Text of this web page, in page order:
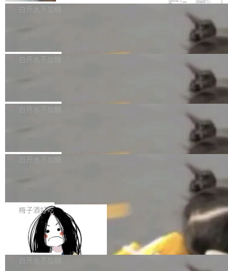
计是基于早期模型的能力—...
可以用来分析、提炼、审阅、建议，但不能用来
不得生成涉及安全性的关键变更，除非作者本身
有限公司披露IPO发行价格及战略配售结果，杭
36个月。 公告显示，本次宇树科技战略配售对
员工参与设立的专项资产管理计划。其中，Dee
获配9...
白开水不加糖
Bug fixes and enhancements 修复多次传递同
一个回归问题，该问题导致拉取镜像时会拒绝包
题，该问题可能导致在旧版 Linux 内核...
白开水不加糖
e 孵化器项目管理委员会（IPMC）投票中获得
P）！这一里程碑不仅标志着 Fluss 迈入新的发
白开水不加糖
长期停止内容更新，未能实现其作为“AI版维基百
提交的编辑请求也长期处于待处理状态。 Groki
pedia 于去年底上线，定位为由人工智能生成内
容的百科平台，被马斯克视为传统众包百科网站
维基百科的替代方案。Lawfare 调查发现，无论
热门页面还是低关注度页面，均未出现近期更
白开水不加糖
是这样的：配 MessageSource 的 Bean、写 R
eloadableResourceBundleMessageSource、
声明 LocaleResolver、注册 LocaleChangeInt
erceptor…五六步之后才能看到第一行翻译文
本。 Solon 换了个方式。整个 i18n 模块围绕三
梅子酒好吃
Apache Doris 4.1 全面增强 Iceberg：
支持 UPDATE、MERGE INTO 与 Iceb
erg V3
Apache Doris 4.1 要补齐的，正是缺失的那一
半。在已有查询能力的基础上，Doris 进一步支
白开水不加糖